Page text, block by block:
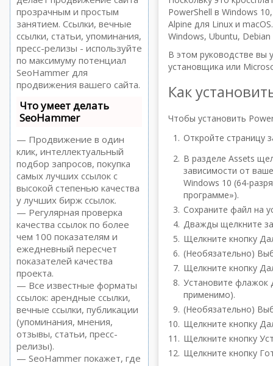
PowerShell в Windows
Alpine для Linux и
Windows, Ubuntu, Debian
В этом руководстве вы
установщика или
Как
Чтобы установить
Откройте страницу
В разделе Assets
зависимости от
Windows 10 (64-
программе»).
Сохраните файл на
Дважды щелкните
Щелкните кнопку
(Необязательно)
Щелкните кнопку
Установите флажок
применимо).
(Необязательно)
Щелкните кнопку
Щелкните кнопку
Щелкните кнопку
прозрачным и простым
занятием. Ссылки, вечные
ссылки, статьи, упоминания,
пресс-релизы - используйте
по максимуму потенциал
SeoHammer для
продвижения вашего сайта.
Что умеет делать
SeoHammer
— Продвижение в один
клик, интеллектуальный
подбор запросов, покупка
самых лучших ссылок с
высокой степенью качества
у лучших бирж ссылок.
— Регулярная проверка
качества ссылок по более
чем 100 показателям и
ежедневный пересчет
показателей качества
проекта.
— Все известные форматы
ссылок: арендные ссылки,
вечные ссылки, публикации
(упоминания, мнения,
отзывы, статьи, пресс-
релизы).
— SeoHammer покажет, где